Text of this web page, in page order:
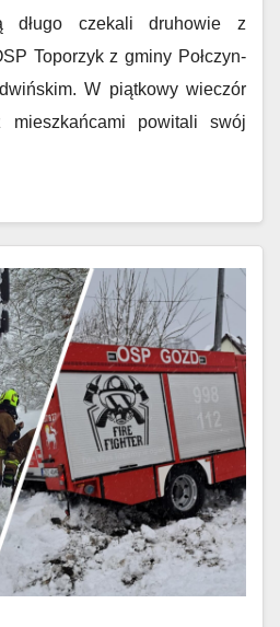
długo czekali druhowie z
Toporzyk z gminy Połczyn-
W piątkowy wieczór
mieszkańcami powitali swój